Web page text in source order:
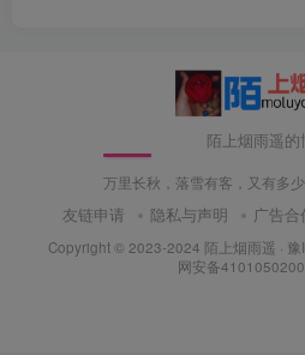
陌上烟雨遥的
万里长秋，落雪有客，又有多
友链申请 隐私与声明 广告合
Copyright © 2023-2024 陌上烟雨遥 ·
网安备